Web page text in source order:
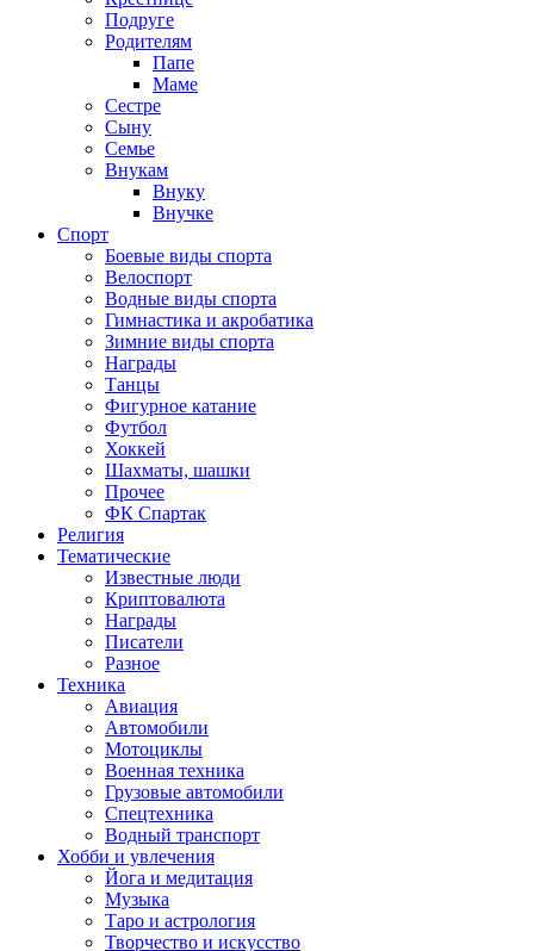
Подруге
Родителям
Папе
Маме
Сестре
Сыну
Семье
Внукам
Внуку
Внучке
Спорт
Боевые виды спорта
Велоспорт
Водные виды спорта
Гимнастика и акробатика
Зимние виды спорта
Награды
Танцы
Фигурное катание
Футбол
Хоккей
Шахматы, шашки
Прочее
ФК Спартак
Религия
Тематические
Известные люди
Криптовалюта
Награды
Писатели
Разное
Техника
Авиация
Автомобили
Мотоциклы
Военная техника
Грузовые автомобили
Спецтехника
Водный транспорт
Хобби и увлечения
Йога и медитация
Музыка
Таро и астрология
Творчество и искусство